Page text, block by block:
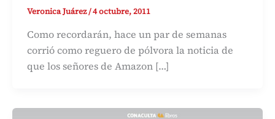
Veronica Juárez/4 octubre, 2011
Como recordarán, hace un par de semanas
corrió como reguero de pólvora la noticia de
que los señores de Amazon […]